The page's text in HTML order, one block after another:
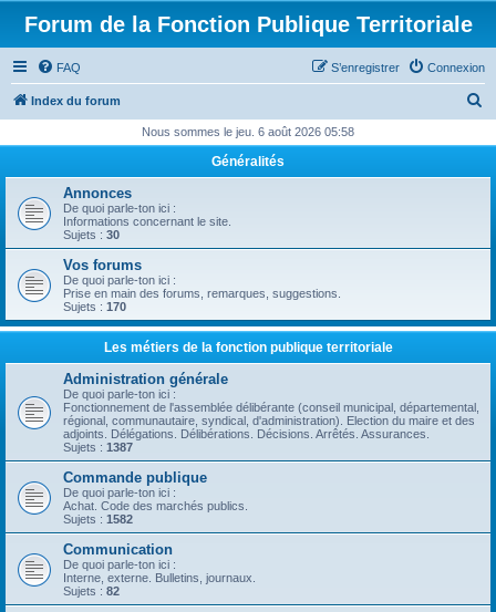
Forum de la Fonction Publique Territoriale
FAQ Connexion
S’enregistrer
Index du forum
h
Nous sommes le jeu. 6 août 2026 05:58
Généralités
Annonces
De quoi parle-ton ici :
Informations concernant le site.
Sujets : 30
Vos forums
De quoi parle-ton ici :
Prise en main des forums, remarques, suggestions.
Sujets : 170
Les métiers de la fonction publique territoriale
Administration générale
De quoi parle-ton ici :
Fonctionnement de l'assemblée délibérante (conseil municipal, départemental,
régional, communautaire, syndical, d'administration). Election du maire et des
adjoints. Délégations. Délibérations. Décisions. Arrêtés. Assurances.
Sujets : 1387
Commande publique
De quoi parle-ton ici :
Achat. Code des marchés publics.
Sujets : 1582
Communication
De quoi parle-ton ici :
Interne, externe. Bulletins, journaux.
Sujets : 82